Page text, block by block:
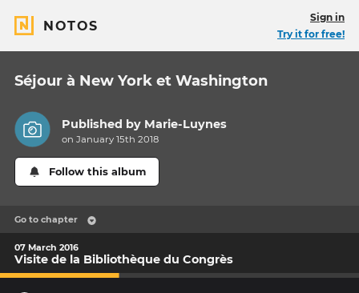
NOTOS
Sign in
Try it for free!
Séjour à New York et Washington
Published by Marie-Luynes
on January 15th 2018
Follow this album
Go to chapter
07 March 2016
Visite de la Bibliothèque du Congrès